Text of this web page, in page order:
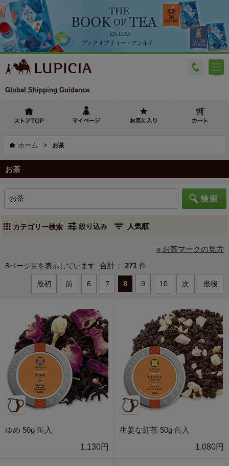
Global Shipping Guidance
ホーム > お茶
お茶
カテゴリー検索 絞り込み
» お茶マークの見方
8ページ目を表示しています 合計： 271 件
最初 前 6 7 8 9 10 次 最後
ゆめ 50g 缶入
1,130円
生姜な紅茶 50g 缶入
1,080円